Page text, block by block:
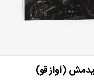
(آواز قو)